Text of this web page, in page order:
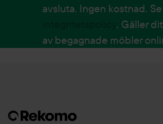
avsluta. Ingen kostnad. Se
. Gäller
av begagnade möbler